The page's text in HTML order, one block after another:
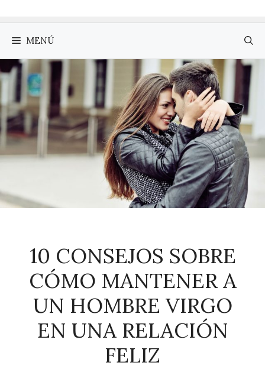
MENÚ
10 CONSEJOS SOBRE
CÓMO MANTENER A
UN HOMBRE VIRGO
EN UNA RELACIÓN
FELIZ